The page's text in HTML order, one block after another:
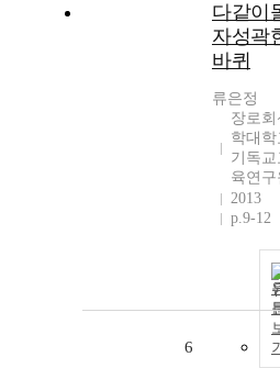
다같이
자성곽
바퀴
류은정
장로회
학대학
기독교
육연구
2013
p.9-12
6